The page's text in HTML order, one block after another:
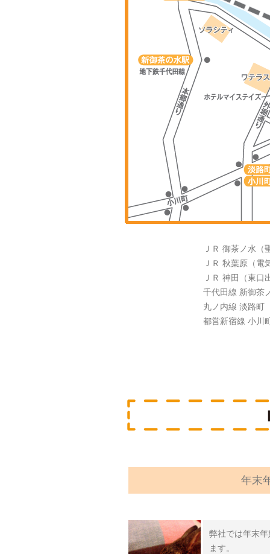
ＪＲ 御茶ノ水（
ＪＲ 秋葉原（電
ＪＲ 神田（東口
千代田線 新御茶
丸ノ内線 淡路町
都営新宿線 小川
年末
弊社では年末
ます。